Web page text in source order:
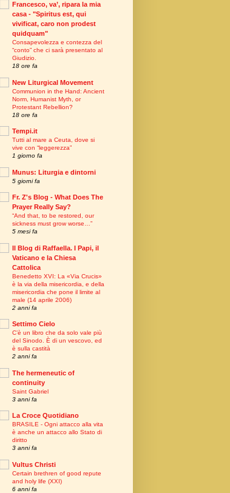
Francesco, va’, ripara la mia
casa - "Spiritus est, qui
vivificat, caro non prodest
quidquam"
Consapevolezza e contezza del
“conto” che ci sarà presentato al
Giudizio.
18 ore fa
New Liturgical Movement
Communion in the Hand: Ancient
Norm, Humanist Myth, or
Protestant Rebellion?
18 ore fa
Tempi.it
Tutti al mare a Ceuta, dove si
vive con “leggerezza”
1 giorno fa
Munus: Liturgia e dintorni
5 giorni fa
Fr. Z's Blog - What Does The
Prayer Really Say?
“And that, to be restored, our
sickness must grow worse…”
5 mesi fa
Il Blog di Raffaella. I Papi, il
Vaticano e la Chiesa
Cattolica
Benedetto XVI: La «Via Crucis»
è la via della misericordia, e della
misericordia che pone il limite al
male (14 aprile 2006)
2 anni fa
Settimo Cielo
C’è un libro che da solo vale più
del Sinodo. È di un vescovo, ed
è sulla castità
2 anni fa
The hermeneutic of
continuity
Saint Gabriel
3 anni fa
La Croce Quotidiano
BRASILE - Ogni attacco alla vita
è anche un attacco allo Stato di
diritto
3 anni fa
Vultus Christi
Certain brethren of good repute
and holy life (XXI)
6 anni fa